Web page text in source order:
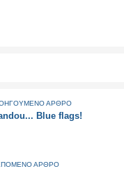
ΑΡΘΡΟ
Blue flags!
ΑΡΘΡΟ